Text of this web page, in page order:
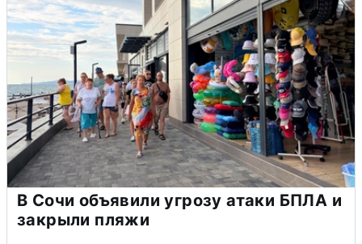
В Сочи объявили угрозу атаки БПЛА и
закрыли пляжи